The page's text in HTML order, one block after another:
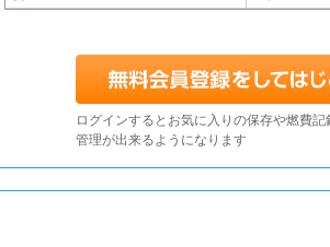
ログインするとお気に入りの保存や燃費記
管理が出来るようになります